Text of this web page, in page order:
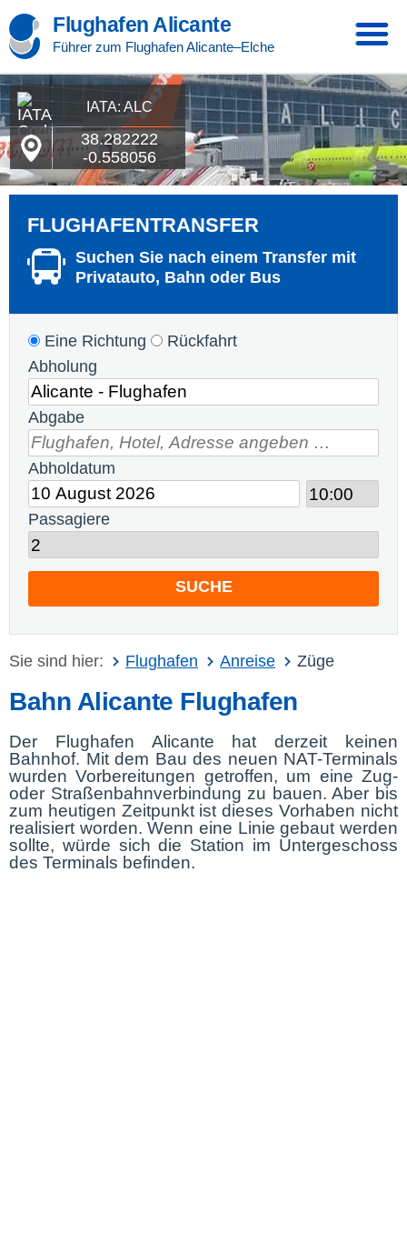
Flughafen Alicante
Führer zum Flughafen Alicante–Elche
IATA: ALC
38.282222
-0.558056
FLUGHAFENTRANSFER
Suchen Sie nach einem Transfer mit
Privatauto, Bahn oder Bus
Eine Richtung
Rückfahrt
Abholung
Abgabe
Abholdatum
Passagiere
SUCHE
Sie sind hier: Flughafen Anreise Züge
Bahn Alicante Flughafen
Der Flughafen Alicante hat derzeit keinen
Bahnhof. Mit dem Bau des neuen NAT-Terminals
wurden Vorbereitungen getroffen, um eine Zug-
oder Straßenbahnverbindung zu bauen. Aber bis
zum heutigen Zeitpunkt ist dieses Vorhaben nicht
realisiert worden. Wenn eine Linie gebaut werden
sollte, würde sich die Station im Untergeschoss
des Terminals befinden.